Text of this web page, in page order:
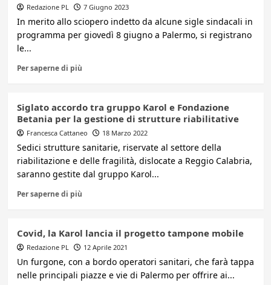
Redazione PL 7 Giugno 2023
In merito allo sciopero indetto da alcune sigle sindacali in
programma per giovedì 8 giugno a Palermo, si registrano
le...
Per saperne di più
Siglato accordo tra gruppo Karol e Fondazione
Betania per la gestione di strutture riabilitative
Francesca Cattaneo 18 Marzo 2022
Sedici strutture sanitarie, riservate al settore della
riabilitazione e delle fragilità, dislocate a Reggio Calabria,
saranno gestite dal gruppo Karol...
Per saperne di più
Covid, la Karol lancia il progetto tampone mobile
Redazione PL 12 Aprile 2021
Un furgone, con a bordo operatori sanitari, che farà tappa
nelle principali piazze e vie di Palermo per offrire ai...